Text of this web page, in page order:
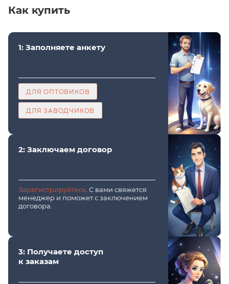
Как купить
1: Заполняете анкету
ДЛЯ ОПТОВИКОВ
ДЛЯ ЗАВОДЧИКОВ
2: Заключаем договор
Зарегистрируйтесь . С вами свяжется
менеджер и поможет с заключением
договора.
3: Получаете доступ
к заказам